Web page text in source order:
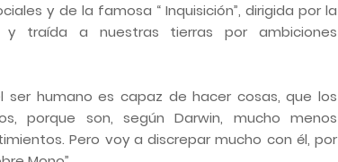
y de la famosa “ Inquisición”, dirigida por la
traída a nuestras tierras por ambiciones
ser humano es capaz de hacer cosas, que los
porque son, según Darwin, mucho menos
Pero voy a discrepar mucho con él, por